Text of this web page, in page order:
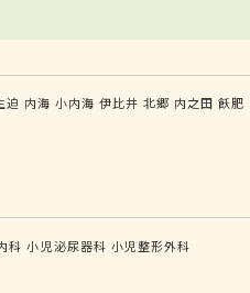
迫 内海 小内海 伊比井 北郷 内之田 飫肥
科 小児泌尿器科 小児整形外科